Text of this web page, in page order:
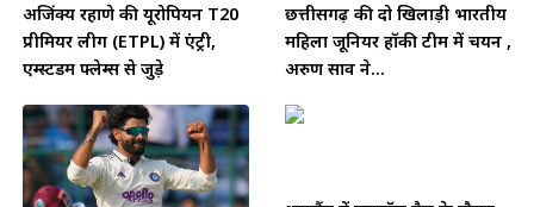
अजिंक्य रहाणे की यूरोपियन T20
प्रीमियर लीग (ETPL) में एंट्री,
एम्स्टर्डम फ्लेम्स से जुड़े
छत्तीसगढ़ की दो खिलाड़ी भारतीय
महिला जूनियर हॉकी टीम में चयन ,
अरुण साव ने...